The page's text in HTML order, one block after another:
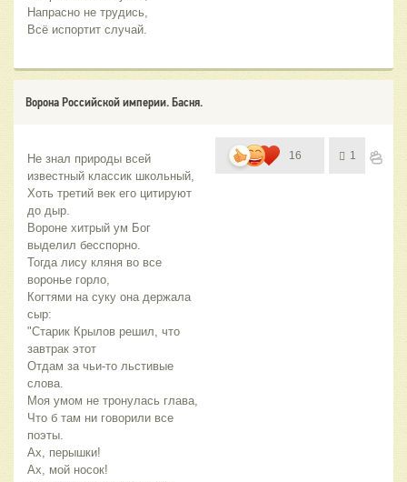
Напрасно не трудись,
Всё испортит случай.
Ворона Российской империи. Басня.
Не знал природы всей
Хоть третий век его цитируют
Вороне хитрый ум Бог
Тогда лису кляня во все
Когтями на суку она держала
"Старик Крылов решил, что
Отдам за чьи-то льстивые
Что б там ни говорили все
16 1